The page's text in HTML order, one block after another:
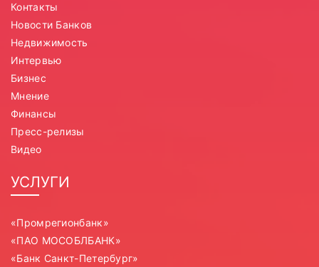
Контакты
Новости Банков
Недвижимость
Интервью
Бизнес
Мнение
Финансы
Пресс-релизы
Видео
УСЛУГИ
«Промрегионбанк»
«ПАО МОСОБЛБАНК»
«Банк Санкт-Петербург»